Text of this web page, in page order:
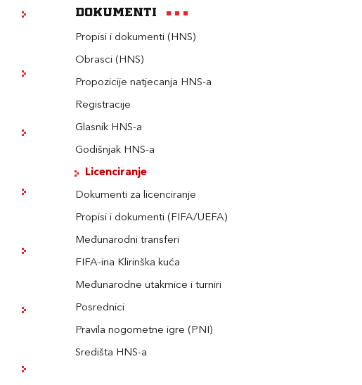
Dokumenti
Propisi i dokumenti (HNS)
Obrasci (HNS)
Propozicije natjecanja HNS-a
Registracije
Glasnik HNS-a
Godišnjak HNS-a
Licenciranje
Dokumenti za licenciranje
Propisi i dokumenti (FIFA/UEFA)
Međunarodni transferi
FIFA-ina Klirinška kuća
Međunarodne utakmice i turniri
Posrednici
Pravila nogometne igre (PNI)
Središta HNS-a